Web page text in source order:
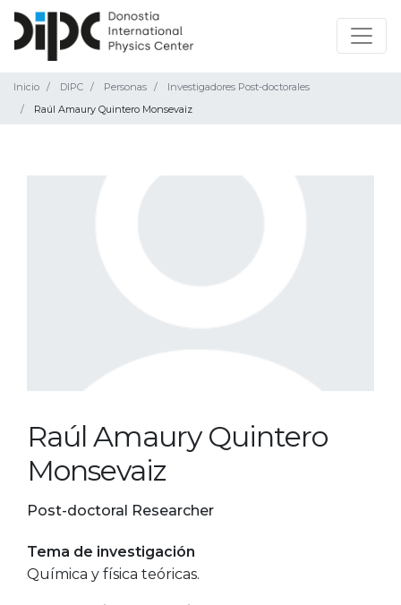
Inicio DIPC Personas
Investigadores Post-doctorales
Raúl Amaury Quintero Monsevaiz
Raúl Amaury Quintero
Monsevaiz
Post-doctoral Researcher
Tema de investigación
Química y física teóricas.